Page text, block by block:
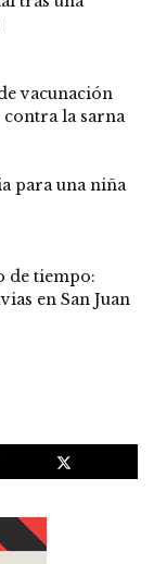
vacunación
la sarna
para una niña
de tiempo:
en San Juan